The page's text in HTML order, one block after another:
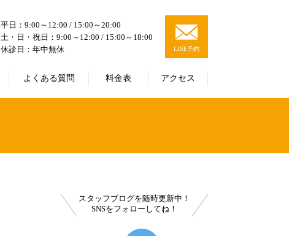
よくある質問 料金表 アクセス
平日：9:00～12:00 / 15:00～20:00
土・日・祝日：9:00～12:00 / 15:00～18:00
休診日：年中無休
LINE予約
スタッフブログを随時更新中！
SNSをフォローしてね！